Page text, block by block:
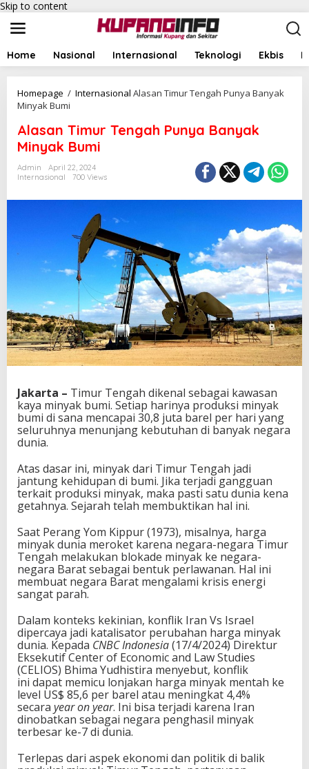
Skip to content
Home Nasional Internasional Teknologi Ekbis
Homepage / Internasional Alasan Timur Tengah Punya Banyak
Minyak Bumi
Alasan Timur Tengah Punya Banyak
Minyak Bumi
Admin
April 22, 2024
Internasional
700 Views
Jakarta – Timur Tengah dikenal sebagai kawasan
kaya minyak bumi. Setiap harinya produksi minyak
bumi di sana mencapai 30,8 juta barel per hari yang
seluruhnya menunjang kebutuhan di banyak negara
dunia.
Atas dasar ini, minyak dari Timur Tengah jadi
jantung kehidupan di bumi. Jika terjadi gangguan
terkait produksi minyak, maka pasti satu dunia kena
getahnya. Sejarah telah membuktikan hal ini.
Saat Perang Yom Kippur (1973), misalnya, harga
minyak dunia meroket karena negara-negara Timur
Tengah melakukan blokade minyak ke negara-
negara Barat sebagai bentuk perlawanan. Hal ini
membuat negara Barat mengalami krisis energi
sangat parah.
Dalam konteks kekinian, konflik Iran Vs Israel
dipercaya jadi katalisator perubahan harga minyak
dunia. Kepada CNBC Indonesia(17/4/2024) Direktur
Eksekutif Center of Economic and Law Studies
(CELIOS) Bhima Yudhistira menyebut, konflik
ini dapat memicu lonjakan harga minyak mentah ke
level US$ 85,6 per barel atau meningkat 4,4%
secara year on year. Ini bisa terjadi karena Iran
dinobatkan sebagai negara penghasil minyak
terbesar ke-7 di dunia.
Terlepas dari aspek ekonomi dan politik di balik